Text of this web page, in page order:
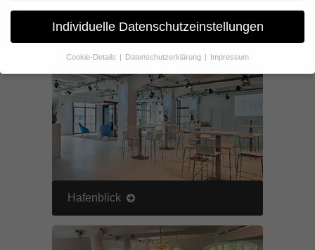
Besichtigungstermin mit uns.
Hafenblick
Individuelle Datenschutzeinstellungen
Cookie-Details Datenschutzerklärung Impressum
Datenschutzeinstellungen
Wenn Sie unter 16 Jahre alt sind und Ihre Zustimmung zu
freiwilligen Diensten geben möchten, müssen Sie Ihre
Erziehungsberechtigten um Erlaubnis bitten.
Wir verwenden Cookies und andere Technologien auf unserer
Website. Einige von ihnen sind essenziell, während andere uns
helfen, diese Website und Ihre Erfahrung zu verbessern.
Personenbezogene Daten können verarbeitet werden (z. B. IP-
Adressen), z. B. für personalisierte Anzeigen und Inhalte oder
Datenschutzerklärung.